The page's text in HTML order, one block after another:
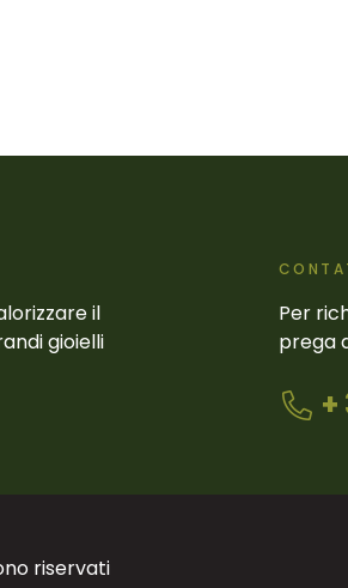
il
gioielli
Per
prega
+
riservati